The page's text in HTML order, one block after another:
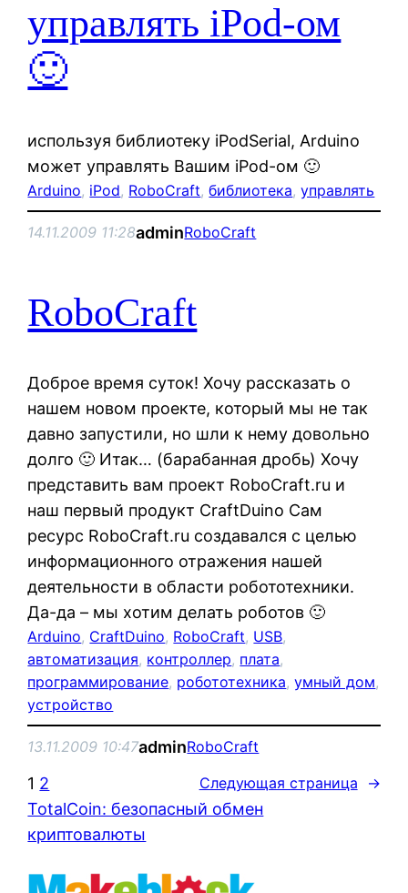
управлять iPod-ом
🙂
используя библиотеку iPodSerial, Arduino
может управлять Вашим iPod-ом 🙂
Arduino, iPod, RoboCraft, библиотека, управлять
14.11.2009 11:28adminRoboCraft
RoboCraft
Доброе время суток! Хочу рассказать о
нашем новом проекте, который мы не так
давно запустили, но шли к нему довольно
долго 🙂 Итак… (барабанная дробь) Хочу
представить вам проект RoboCraft.ru и
наш первый продукт CraftDuino Сам
ресурс RoboCraft.ru создавался с целью
информационного отражения нашей
деятельности в области робототехники.
Да-да – мы хотим делать роботов 🙂
Arduino, CraftDuino, RoboCraft, USB
автоматизация, контроллер, плата
программирование, робототехника, умный дом
устройство
13.11.2009 10:47adminRoboCraft
1 2 Следующая страница →
TotalCoin: безопасный обмен
криптовалюты